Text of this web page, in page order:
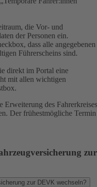
die Vor- und
der Personen ein.
dass alle angegebenen
Führerscheins sind.
direkt im Portal eine
mit allen wichtigen
Erweiterung des Fahrerkreises
Der frühestmögliche Termin
zur
zur DEVK wechseln?